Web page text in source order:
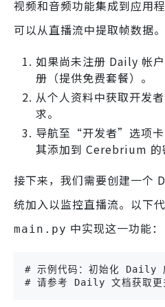
视频和音频功能集成到应用
可以从直播流中提取帧数据。
如果尚未注册 Daily 帐
册（提供免费套餐）。
从个人资料中获取开发
求。
导航至“开发者”选项卡
其添加到 Cerebrium 的
接下来，我们需要创建一个
统加入以监控直播流。以下
main.py 中实现这一功能：
# 示例代码：初始化 Daily
# 请参考 Daily 文档获取更